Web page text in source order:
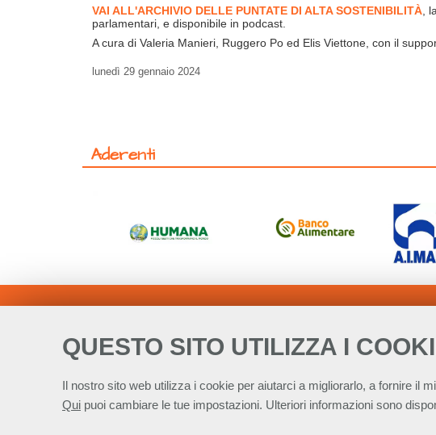
QUESTO SITO UTILIZZA I
Il nostro sito web utilizza i cookie per aiutarci a migliorarlo, a fornire il
Qui puoi cambiare le tue impostazioni. Ulteriori informazioni sono
VAI ALL'ARCHIVIO DELLE PUNTATE DI ALTA SOSTENIBILITÀ ,
parlamentari, e disponibile in podcast.
A cura di Valeria Manieri, Ruggero Po ed Elis Viettone, con il
lunedì 29 gennaio 2024
Aderenti